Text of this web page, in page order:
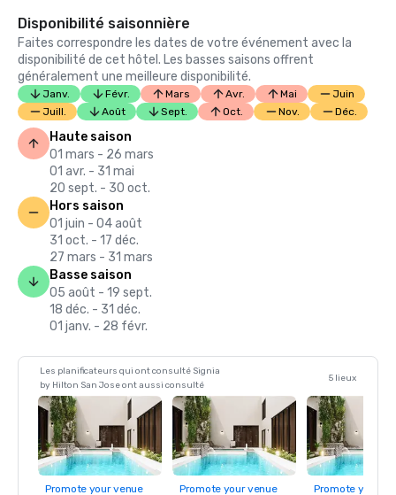
Disponibilité saisonnière
Faites correspondre les dates de votre événement avec la
disponibilité de cet hôtel. Les basses saisons offrent
généralement une meilleure disponibilité.
Janv. Févr. Mars Avr. Mai
Juin
Juill.
Août Sept. Oct. Nov. Déc.
Haute saison
01 mars - 26 mars
01 avr. - 31 mai
20 sept. - 30 oct.
Hors saison
01 juin - 04 août
31 oct. - 17 déc.
27 mars - 31 mars
Basse saison
05 août - 19 sept.
18 déc. - 31 déc.
01 janv. - 28 févr.
Les planificateurs qui ont consulté Signia
by Hilton San Jose ont aussi consulté
5 lieux
Promote your venue Promote your venue Promote your